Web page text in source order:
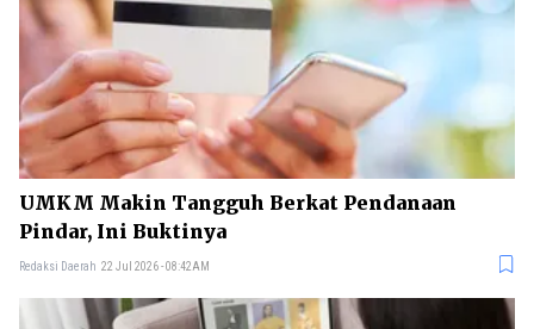
UMKM Makin Tangguh Berkat Pendanaan
Pindar, Ini Buktinya
Redaksi Daerah 22 Jul 2026 - 08:42AM